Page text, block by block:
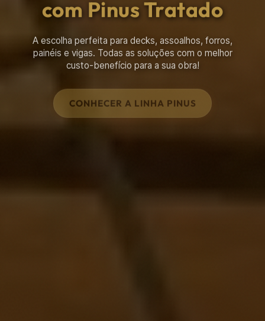
Construção Rústica
A loja completa para a sua chácara, cabana, chalé ou
galpão. Transforme seu projeto em realidade com o
Armazém do Eucalipto.
ACESSE A LOJA ONLINE